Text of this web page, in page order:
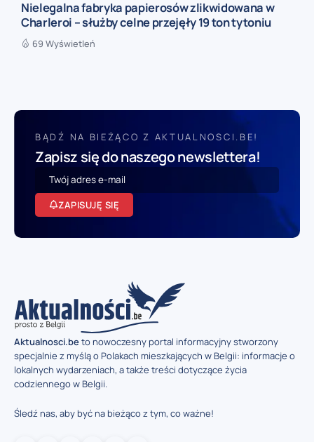
Nielegalna fabryka papierosów zlikwidowana w
Charleroi – służby celne przejęły 19 ton tytoniu
69 Wyświetleń
BĄDŹ NA BIEŻĄCO Z AKTUALNOSCI.BE!
Zapisz się do naszego newslettera!
ZAPISUJĘ SIĘ
Aktualnosci.beto nowoczesny portal informacyjny stworzony
specjalnie z myślą o Polakach mieszkających w Belgii: informacje o
lokalnych wydarzeniach, a także treści dotyczące życia
codziennego w Belgii.
Śledź nas, aby być na bieżąco z tym, co ważne!